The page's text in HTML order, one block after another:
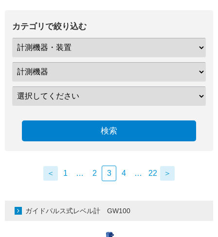
カテゴリで絞り込む
検索
＜ 1 … 2 3 4 … 22 ＞
ガイドパルス式レベル計 GW100